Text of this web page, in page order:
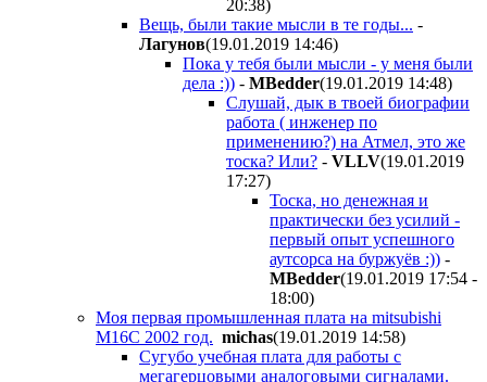
20:38)
Вещь, были такие мысли в те годы... -
Лагунов(19.01.2019 14:46)
Пока у тебя были мысли - у меня были
дела :)) - MBedder(19.01.2019 14:48)
Слушай, дык в твоей биографии
работа ( инженер по
применению?) на Атмел, это же
тоска? Или? - VLLV(19.01.2019
17:27)
Тоска, но денежная и
практически без усилий -
первый опыт успешного
аутсорса на буржуёв :)) -
MBedder(19.01.2019 17:54 -
18:00)
Моя первая промышленная плата на mitsubishi
M16C 2002 год. michas(19.01.2019 14:58)
Сугубо учебная плата для работы с
мегагерцовыми аналоговыми сигналами.